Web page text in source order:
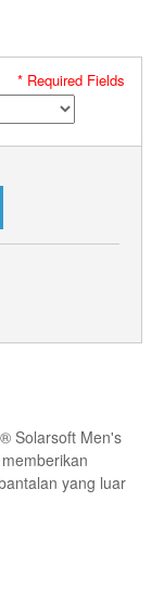
* Required Fields
Solarsoft Men's
yang luar